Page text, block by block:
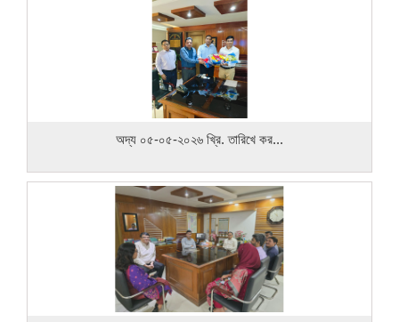
অদ্য ০৫-০৫-২০২৬ খ্রি. তারিখে কর...